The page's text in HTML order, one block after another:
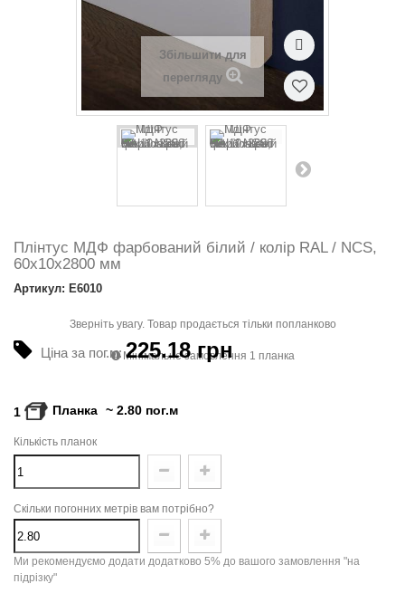
Збільшити для
перегляду
Плінтус МДФ фарбований білий / колір RAL / NCS,
60х10х2800 мм
Артикул: E6010
Ціна за пог.м:225.18 грн
Зверніть увагу. Товар продається тільки попланково
Мінімальне замовлення 1 планка
1 Планка ~ 2.80 пог.м
Кількість планок
Скільки погонних метрів вам потрібно?
Ми рекомендуємо додати додатково 5% до вашого замовлення "на
підрізку"